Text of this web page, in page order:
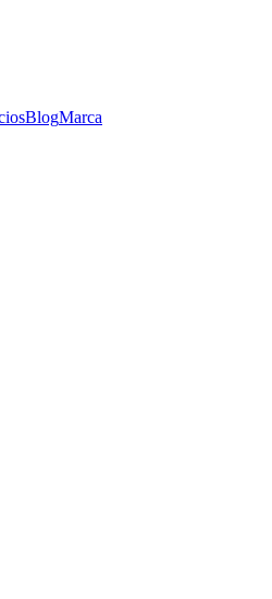
BlogMarca